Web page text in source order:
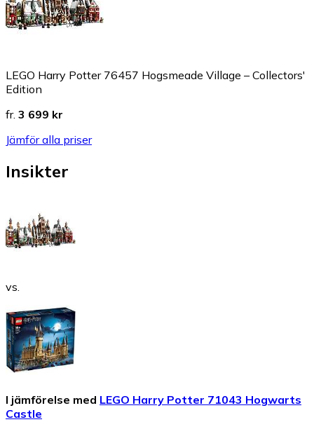
LEGO Harry Potter 76457 Hogsmeade Village – Collectors'
Edition
fr. 3 699 kr
Jämför alla priser
Insikter
vs.
I jämförelse med LEGO Harry Potter 71043 Hogwarts
Castle